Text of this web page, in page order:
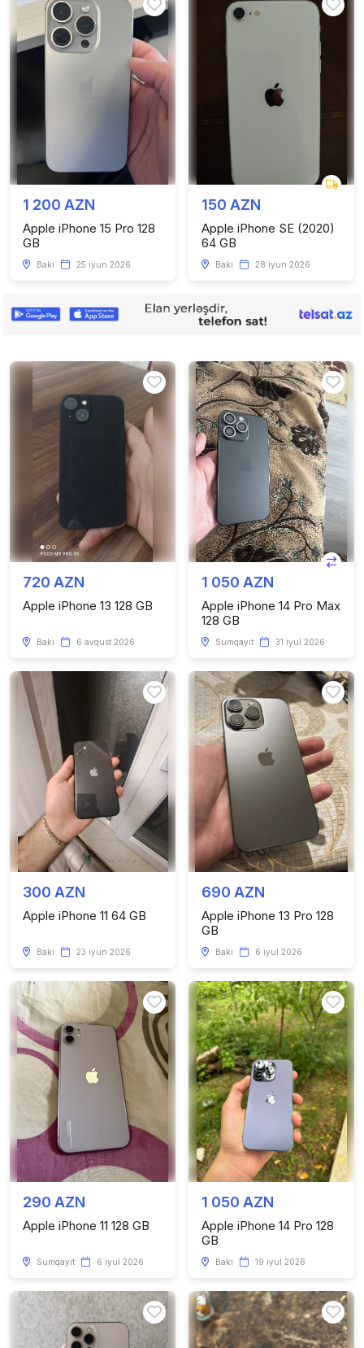
1 200 AZN
Apple iPhone 15 Pro 128
GB
Bakı 25 iyun 2026
150 AZN
Apple iPhone SE (2020)
64 GB
Bakı 28 iyun 2026
720 AZN
Apple iPhone 13 128 GB
Bakı 6 avqust 2026
1 050 AZN
Apple iPhone 14 Pro Max
128 GB
Sumqayıt 31 iyul 2026
300 AZN
Apple iPhone 11 64 GB
Bakı 23 iyun 2026
690 AZN
Apple iPhone 13 Pro 128
GB
Bakı 6 iyul 2026
290 AZN
Apple iPhone 11 128 GB
Sumqayıt 6 iyul 2026
1 050 AZN
Apple iPhone 14 Pro 128
GB
Bakı 19 iyul 2026